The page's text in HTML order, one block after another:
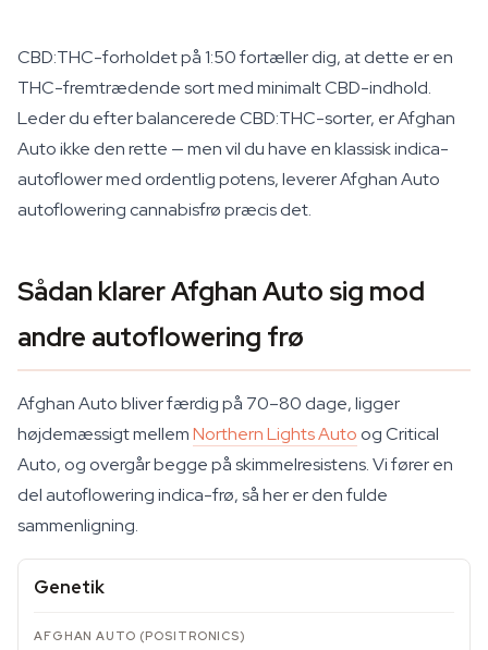
CBD:THC-forholdet på 1:50 fortæller dig, at dette er en
THC-fremtrædende sort med minimalt CBD-indhold.
Leder du efter balancerede CBD:THC-sorter, er Afghan
Auto ikke den rette — men vil du have en klassisk indica-
autoflower med ordentlig potens, leverer Afghan Auto
autoflowering cannabisfrø præcis det.
Sådan klarer Afghan Auto sig mod
andre autoflowering frø
Afghan Auto bliver færdig på 70–80 dage, ligger
højdemæssigt mellemNorthern Lights Auto og Critical
Auto, og overgår begge på skimmelresistens. Vi fører en
del autoflowering indica-frø, så her er den fulde
sammenligning.
Genetik